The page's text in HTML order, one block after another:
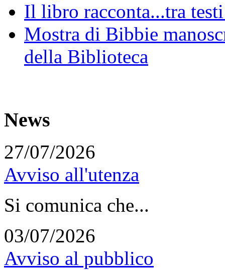
Il libro racconta...tra
Mostra di Bibbie
della Biblioteca
News
27/07/2026
Avviso all'utenza
Si comunica che...
03/07/2026
Avviso al pubblico